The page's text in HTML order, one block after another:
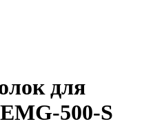
для
500-S